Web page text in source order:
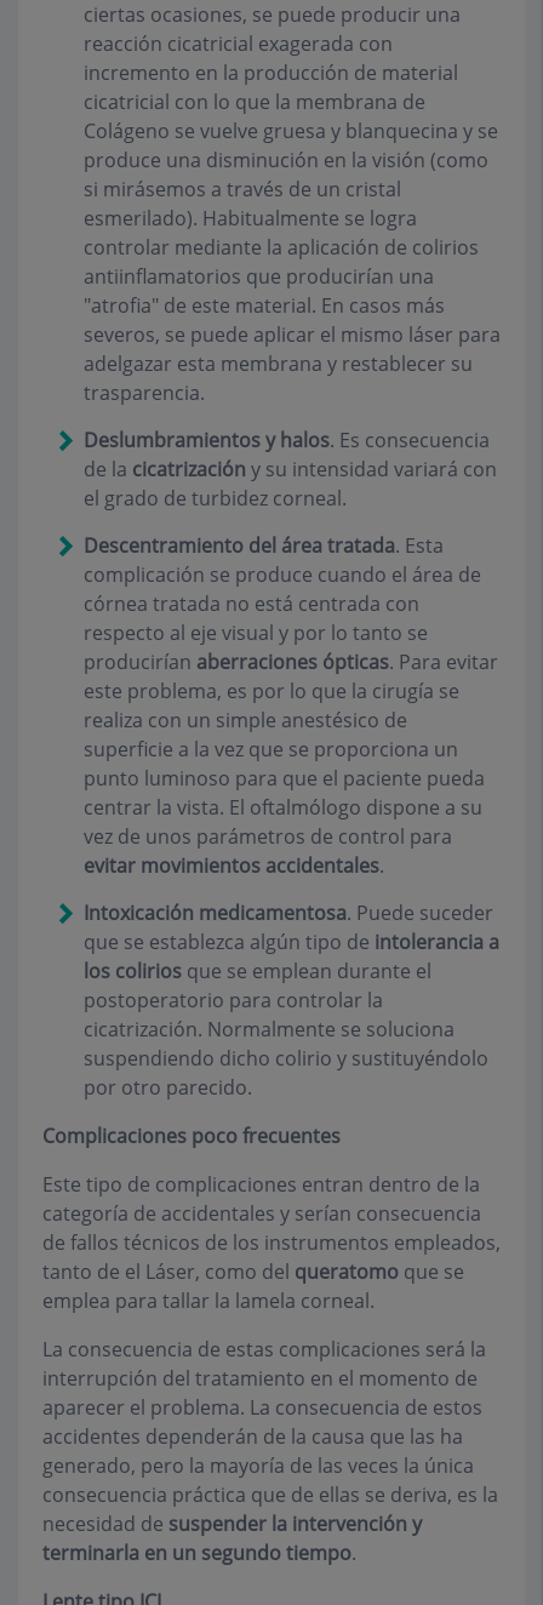
ciertas ocasiones, se puede producir una
reacción cicatricial exagerada con
incremento en la producción de material
cicatricial con lo que la membrana de
Colágeno se vuelve gruesa y blanquecina y se
produce una disminución en la visión (como
si mirásemos a través de un cristal
esmerilado). Habitualmente se logra
controlar mediante la aplicación de colirios
antiinflamatorios que producirían una
"atrofia" de este material. En casos más
severos, se puede aplicar el mismo láser para
adelgazar esta membrana y restablecer su
trasparencia.
Deslumbramientos y halos. Es consecuencia
de la cicatrización y su intensidad variará con
el grado de turbidez corneal.
Descentramiento del área tratada. Esta
complicación se produce cuando el área de
córnea tratada no está centrada con
respecto al eje visual y por lo tanto se
producirían aberraciones ópticas. Para evitar
este problema, es por lo que la cirugía se
realiza con un simple anestésico de
superficie a la vez que se proporciona un
punto luminoso para que el paciente pueda
centrar la vista. El oftalmólogo dispone a su
vez de unos parámetros de control para
evitar movimientos accidentales.
Intoxicación medicamentosa. Puede suceder
que se establezca algún tipo de intolerancia a
los colirios que se emplean durante el
postoperatorio para controlar la
cicatrización. Normalmente se soluciona
suspendiendo dicho colirio y sustituyéndolo
por otro parecido.
Complicaciones poco frecuentes
Este tipo de complicaciones entran dentro de la
categoría de accidentales y serían consecuencia
de fallos técnicos de los instrumentos empleados,
tanto de el Láser, como del queratomo que se
emplea para tallar la lamela corneal.
La consecuencia de estas complicaciones será la
interrupción del tratamiento en el momento de
aparecer el problema. La consecuencia de estos
accidentes dependerán de la causa que las ha
generado, pero la mayoría de las veces la única
consecuencia práctica que de ellas se deriva, es la
necesidad de suspender la intervención y
terminarla en un segundo tiempo.